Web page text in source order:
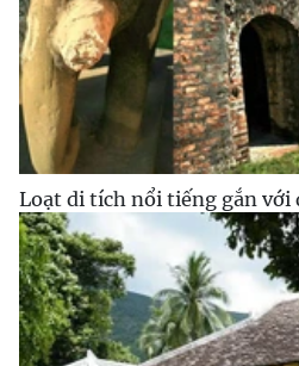
Loạt di tích nổi tiếng gắn với